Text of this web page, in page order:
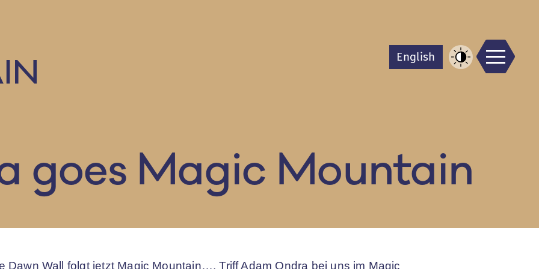
English
Kontrast
goes Magic Mountain
Dawn Wall folgt jetzt Magic Mountain…. Triff Adam Ondra bei uns im Magic